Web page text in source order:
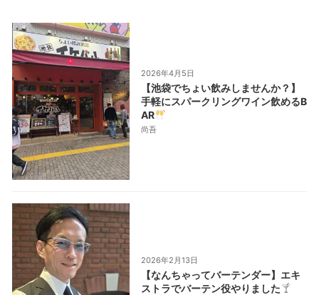
2026年4月5日
【池袋でちょい飲みしませんか？】
手軽にスパークリングワイン飲めるB
AR
尚吾
2026年2月13日
【なんちゃってバーテンダー】エキ
ストラでバーテン役やりました